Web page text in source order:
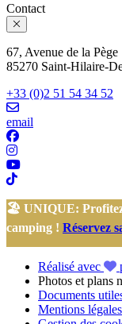
Contact
67, Avenue de la Pège
85270 Saint-Hilaire-
+33 (0)2 51 54 34 52
email
🏖️ UNIQUE: Profitez
camping ! Réservez
Réalisé avec
Photos et plans
Documents
Mentions légales